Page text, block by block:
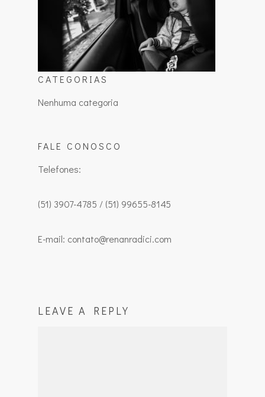
CATEGORIAS
Nenhuma categoria
FALE CONOSCO
Telefones:
(51) 3907-4785 / (51) 99655-8145
E-mail: contato@renanradici.com
LEAVE A REPLY